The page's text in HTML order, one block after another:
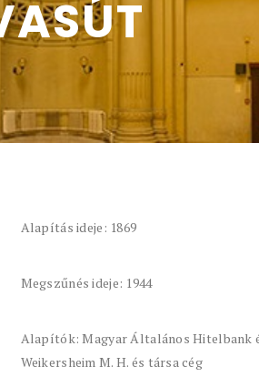
Alapítás ideje: 1869
Megszűnés ideje: 1944
Alapítók: Magyar Általános Hitelbank
Weikersheim M. H. és társa cég